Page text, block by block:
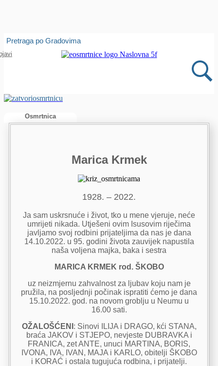
Otvori
Pretraga po Gradovima
Osmrtnica
Marica Krmek
1928. – 2022.
Ja sam uskrsnuće i život, tko u mene vjeruje, neće
umrijeti nikada. Utješeni ovim Isusovim riječima
javljamo svoj rodbini prijateljima da nas je dana
14.10.2022. u 95. godini života zauvijek napustila
naša voljena majka, baka i sestra
MARICA KRMEK rod. ŠKOBO
uz neizmjernu zahvalnost za ljubav koju nam je
pružila, na posljednji počinak ispratiti ćemo je dana
15.10.2022. god. na novom groblju u Neumu u
16.00 sati.
OŽALOŠĆENI : Sinovi ILIJA i DRAGO, kći STANA,
braća JAKOV i STJEPO, nevjeste DUBRAVKA i
FRANICA, zet ANTE, unuci MARTINA, BORIS,
IVONA, IVA, IVAN, MAJA i KARLO, obitelji ŠKOBO
i KORAĆ i ostala tugujuća rodbina, i prijatelji.